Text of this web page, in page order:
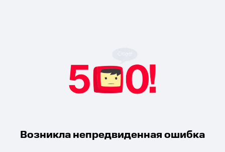
Возникла непредвиденная ошибка